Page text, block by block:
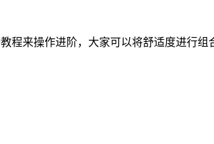
程来操作进阶，大家可以将舒适度进行组